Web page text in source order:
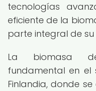
tecnologías
eficiente de la
parte integral de
La biomasa
fundamental en el
Finlandia, donde